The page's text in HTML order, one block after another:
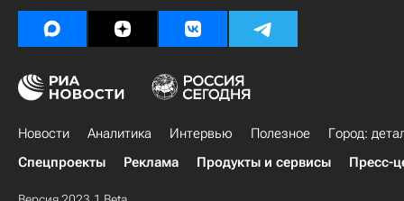
Новости Аналитика Интервью Полезное
Город:
Спецпроекты
Реклама Продукты и сервисы Пресс-